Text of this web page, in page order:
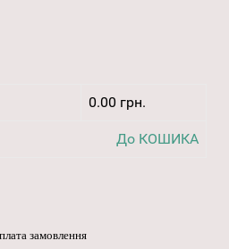
0.00 грн.
До КОШИКА
замовлення